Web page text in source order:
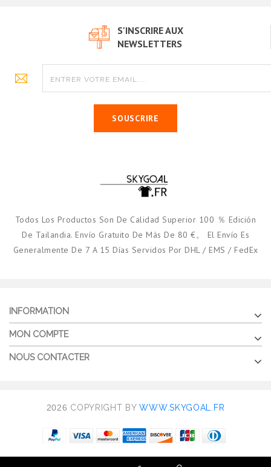
S'INSCRIRE AUX
NEWSLETTERS
SOUSCRIRE
Todos Los Productos Son De Calidad Superior 100 ％ Edición
De Tailandia. Envío Gratuito De Más De 80 €。 El Envío Es
Generalmente De 7 A 15 Días Servidos Por DHL / EMS / FedEx
INFORMATION
MON COMPTE
NOUS CONTACTER
2026 COPYRIGHT BYWWW.SKYGOAL.FR